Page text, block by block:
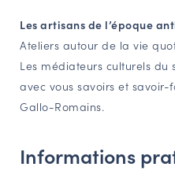
Étudiants & chercheurs
Les artisans de l’époque
Ateliers autour de la vie
Les médiateurs culturels du
avec vous savoirs et savoir-
Gallo-Romains.
Informations